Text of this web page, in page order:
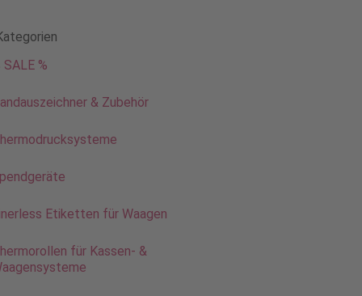
SALE %
& Zubehör
Etiketten für Waagen
für Kassen- &